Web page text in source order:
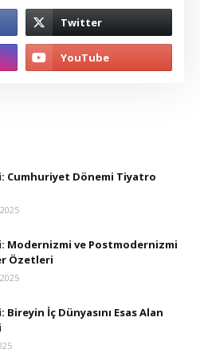
Cumhuriyet Dönemi Tiyatro
Modernizmi ve Postmodernizmi
Özetleri
İç Dünyasını Esas Alan